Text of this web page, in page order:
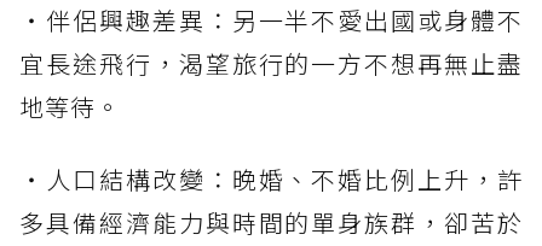
・伴侶興趣差異：另一半不愛出國或身體不
宜長途飛行，渴望旅行的一方不想再無止盡
地等待。
・人口結構改變：晚婚、不婚比例上升，許
多具備經濟能力與時間的單身族群，卻苦於